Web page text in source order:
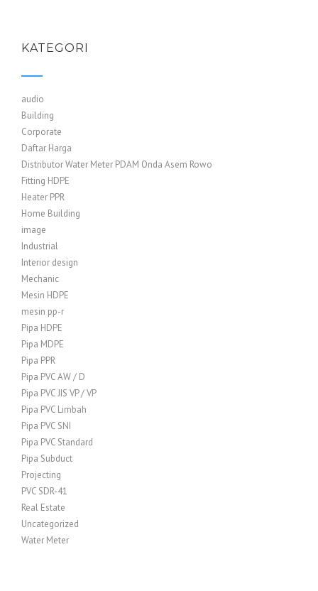
KATEGORI
audio
Building
Corporate
Daftar Harga
Distributor Water Meter PDAM Onda Asem Rowo
Fitting HDPE
Heater PPR
Home Building
image
Industrial
Interior design
Mechanic
Mesin HDPE
mesin pp-r
Pipa HDPE
Pipa MDPE
Pipa PPR
Pipa PVC AW / D
Pipa PVC JIS VP / VP
Pipa PVC Limbah
Pipa PVC SNI
Pipa PVC Standard
Pipa Subduct
Projecting
PVC SDR-41
Real Estate
Uncategorized
Water Meter